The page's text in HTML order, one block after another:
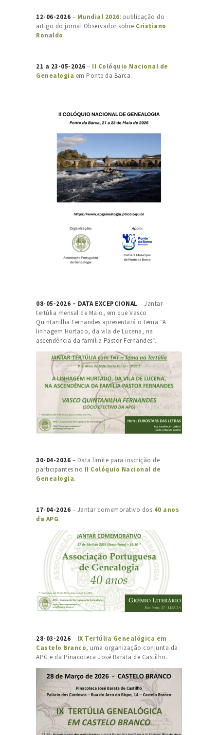
12-06-2026 – Mundial 2026: publicação do
artigo do jornal Observador sobre Cristiano
Ronaldo.
21 a 23-05-2026 – II Colóquio Nacional de
Genealogia em Ponte da Barca.
08-05-2026 – DATA EXCEPCIONAL – Jantar-
tertúlia mensal de Maio, em que Vasco
Quintanilha Fernandes apresentará o tema “A
linhagem Hurtado, da vila de Lucena, na
ascendência da família Pastor Fernandes”.
30-04-2026 – Data limite para inscrição de
participantes no II Colóquio Nacional de
Genealogia.
17-04-2026 – Jantar comemorativo dos 40 anos
da APG.
28-03-2026 – IX Tertúlia Genealógica em
Castelo Branco, uma organização conjunta da
APG e da Pinacoteca José Barata de Castilho.